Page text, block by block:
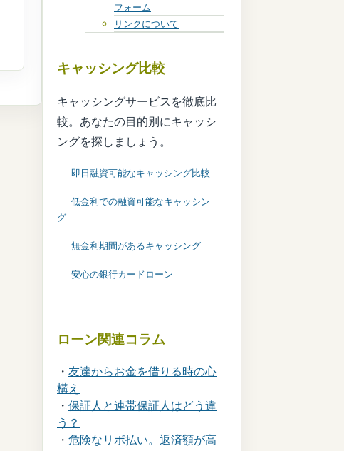
フォーム
リンクについて
キャッシング比較
キャッシングサービスを徹底比
較。あなたの目的別にキャッシ
ングを探しましょう。
即日融資可能なキャッシング比較
低金利での融資可能なキャッシン
グ
無金利期間があるキャッシング
安心の銀行カードローン
ローン関連コラム
・ 友達からお金を借りる時の心
構え
・ 保証人と連帯保証人はどう違
う？
・ 危険なリボ払い。返済額が高